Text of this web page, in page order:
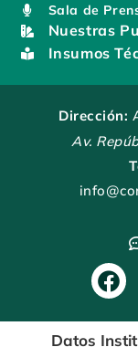
Sala de
Nuestras
Insumos
Dirección:
Av.
F
a
c
Datos